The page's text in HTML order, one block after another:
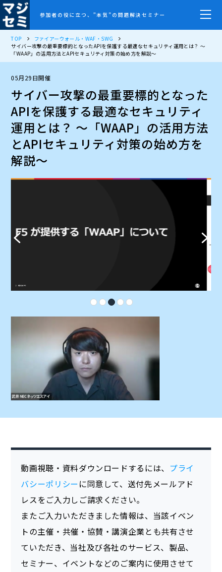
参加者の役に立つ、”本気”の問題解決セミナー
TOP
ファイアーウォール・WAF・SWG
サイバー攻撃の最重要標的となったAPIを保護する最適なセキュリティ運用とは？ ～
「WAAP」の活用方法とAPIセキュリティ対策の始め方を解説～
05月29日開催
サイバー攻撃の最重要標的となった
APIを保護する最適なセキュリティ
運用とは？ ～「WAAP」の活用方法
とAPIセキュリティ対策の始め方を
解説～
動画視聴・資料ダウンロードするには、 プライ
バシーポリシー に同意して、送付先メールアド
レスをご入力しご請求ください。
またご入力いただきました情報は、当該イベン
トの主催・共催・協賛・講演企業とも共有させ
ていただき、当社及び各社のサービス、製品、
セミナー、イベントなどのご案内に使用させて